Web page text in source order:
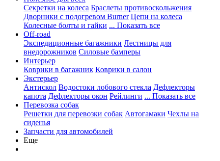
Секретки на колеса Браслеты противоскольжения
Дворники с подогревом Burner Цепи на колеса
Колесные болты и гайки ... Показать все
Off-road
Экспедиционные багажники Лестницы для
внедорожников Силовые бамперы
Интерьер
Коврики в багажник Коврики в салон
Экстерьер
Антискол Водостоки лобового стекла Дефлекторы
капота Дефлекторы окон Рейлинги ... Показать все
Перевозка собак
Решетки для перевозки собак Автогамаки Чехлы на
сиденья
Запчасти для автомобилей
Еще